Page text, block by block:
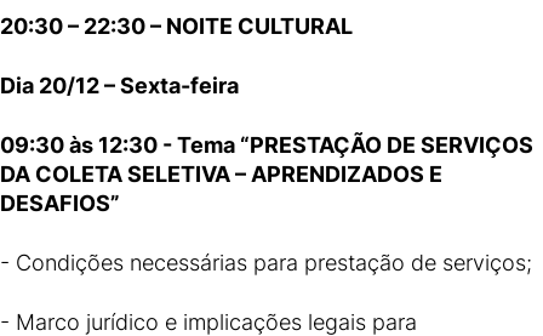
20:30 – 22:30 – NOITE CULTURAL
Dia 20/12 – Sexta-feira
09:30 às 12:30 - Tema “PRESTAÇÃO DE SERVIÇOS
DA COLETA SELETIVA – APRENDIZADOS E
DESAFIOS”
- Condições necessárias para prestação de serviços;
- Marco jurídico e implicações legais para